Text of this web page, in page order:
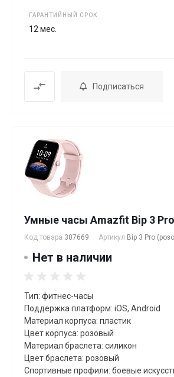
ГАРАНТИЙНЫЙ СРОК
12 мес.
Подписаться
Умные часы Amazfit Bip 3
Код товара 307669 Артикул Bip 3 Pro
Нет в наличии
Тип: фитнес-часы
Поддержка платформ: iOS, Android
Материал корпуса: пластик
Цвет корпуса: розовый
Материал браслета: силикон
Цвет браслета: розовый
Спортивные профили: боевые